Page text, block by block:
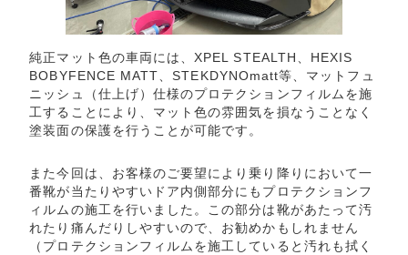
純正マット色の車両には、XPEL STEALTH、HEXIS
BOBYFENCE MATT、STEKDYNOmatt等、マットフュ
ニッシュ（仕上げ）仕様のプロテクションフィルムを施
工することにより、マット色の雰囲気を損なうことなく
塗装面の保護を行うことが可能です。
また今回は、お客様のご要望により乗り降りにおいて一
番靴が当たりやすいドア内側部分にもプロテクションフ
ィルムの施工を行いました。この部分は靴があたって汚
れたり痛んだりしやすいので、お勧めかもしれません
（プロテクションフィルムを施工していると汚れも拭く